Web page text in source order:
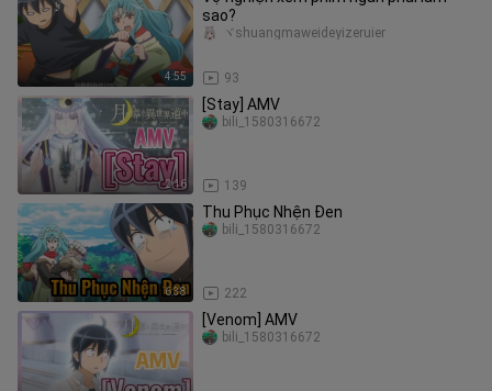
4:55
sao?
93
ヾshuangmaweideyizeruier
2:16
[Stay] AMV
139
bili_1580316672
6:38
Thu Phục Nhện Đen
222
bili_1580316672
[Venom] AMV
bili_1580316672